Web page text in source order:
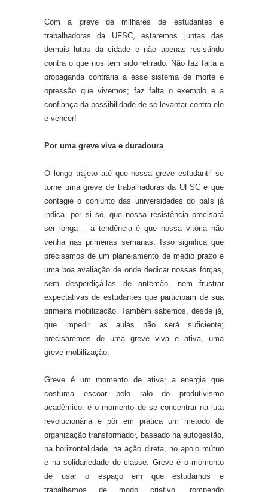
Com a greve de milhares de estudantes e
trabalhadoras da UFSC, estaremos juntas das
demais lutas da cidade e não apenas resistindo
contra o que nos tem sido retirado. Não faz falta a
propaganda contrária a esse sistema de morte e
opressão que vivemos; faz falta o exemplo e a
confiança da possibilidade de se levantar contra ele
e vencer!
Por uma greve vivae duradoura
O longo trajeto até que nossa greve estudantil se
torne uma greve de trabalhadoras da UFSC e que
contagie o conjunto das universidades do país já
indica, por si só, que nossa resistência precisará
ser longa – a tendência é que nossa vitória não
venha nas primeiras semanas. Isso significa que
precisamos de um planejamento de médio prazo e
uma boa avaliação de onde dedicar nossas forças,
sem desperdiçá-las de antemão, nem frustrar
expectativas de estudantes que participam de sua
primeira mobilização. Também sabemos, desde já,
que impedir as aulas não será suficiente;
precisaremos de uma greve viva e ativa, uma
greve-mobilização.
Greve é um momento de ativar a energia que
costuma escoar pelo ralo do produtivismo
acadêmico: é o momento de se concentrar na luta
revolucionária e pôr em prática um método de
organização transformador, baseado na autogestão,
na horizontalidade, na ação direta, no apoio mútuo
e na solidariedade de classe. Greve é o momento
de usar o espaço em que estudamos e
trabalhamos de modo criativo, rompendo